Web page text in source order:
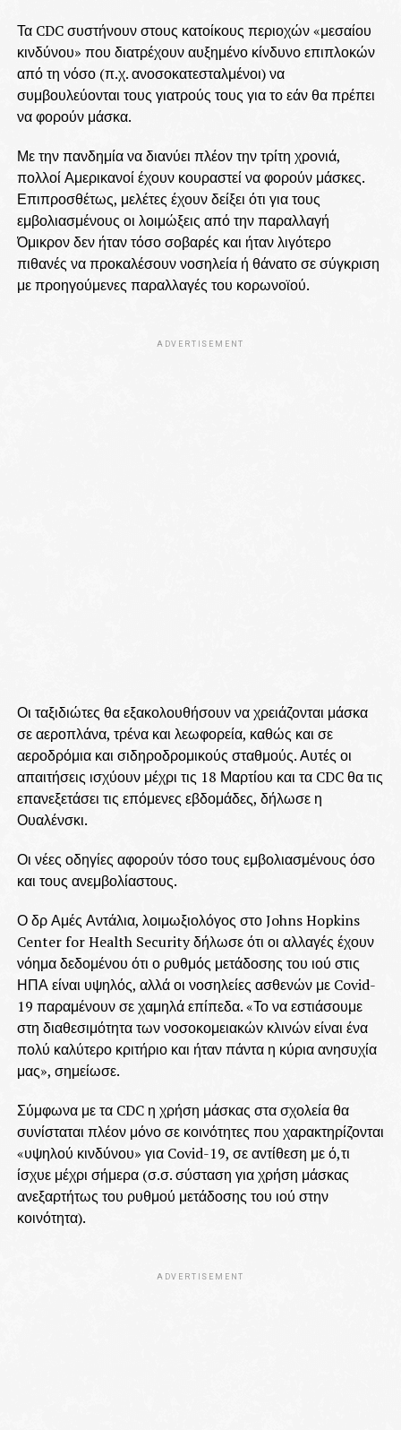
Τα CDC συστήνουν στους κατοίκους περιοχών «μεσαίου
κινδύνου» που διατρέχουν αυξημένο κίνδυνο επιπλοκών
από τη νόσο (π.χ. ανοσοκατεσταλμένοι) να
συμβουλεύονται τους γιατρούς τους για το εάν θα πρέπει
να φορούν μάσκα.
Με την πανδημία να διανύει πλέον την τρίτη χρονιά,
πολλοί Αμερικανοί έχουν κουραστεί να φορούν μάσκες.
Επιπροσθέτως, μελέτες έχουν δείξει ότι για τους
εμβολιασμένους οι λοιμώξεις από την παραλλαγή
Όμικρον δεν ήταν τόσο σοβαρές και ήταν λιγότερο
πιθανές να προκαλέσουν νοσηλεία ή θάνατο σε σύγκριση
με προηγούμενες παραλλαγές του κορωνοϊού.
ADVERTISEMENT
Οι ταξιδιώτες θα εξακολουθήσουν να χρειάζονται μάσκα
σε αεροπλάνα, τρένα και λεωφορεία, καθώς και σε
αεροδρόμια και σιδηροδρομικούς σταθμούς. Αυτές οι
απαιτήσεις ισχύουν μέχρι τις 18 Μαρτίου και τα CDC θα τις
επανεξετάσει τις επόμενες εβδομάδες, δήλωσε η
Ουαλένσκι.
Οι νέες οδηγίες αφορούν τόσο τους εμβολιασμένους όσο
και τους ανεμβολίαστους.
Ο δρ Αμές Αντάλια, λοιμωξιολόγος στο Johns Hopkins
Center for Health Security δήλωσε ότι οι αλλαγές έχουν
νόημα δεδομένου ότι ο ρυθμός μετάδοσης του ιού στις
ΗΠΑ είναι υψηλός, αλλά οι νοσηλείες ασθενών με Covid-
19 παραμένουν σε χαμηλά επίπεδα. «Το να εστιάσουμε
στη διαθεσιμότητα των νοσοκομειακών κλινών είναι ένα
πολύ καλύτερο κριτήριο και ήταν πάντα η κύρια ανησυχία
μας», σημείωσε.
Σύμφωνα με τα CDC η χρήση μάσκας στα σχολεία θα
συνίσταται πλέον μόνο σε κοινότητες που χαρακτηρίζονται
«υψηλού κινδύνου» για Covid-19, σε αντίθεση με ό,τι
ίσχυε μέχρι σήμερα (σ.σ. σύσταση για χρήση μάσκας
ανεξαρτήτως του ρυθμού μετάδοσης του ιού στην
κοινότητα).
ADVERTISEMENT